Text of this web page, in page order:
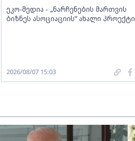
ეკო-მედია - „ნარჩენების მართვის
ბიზნეს ასოციაციის” ახალი პროექტი
2026/08/07 15:03